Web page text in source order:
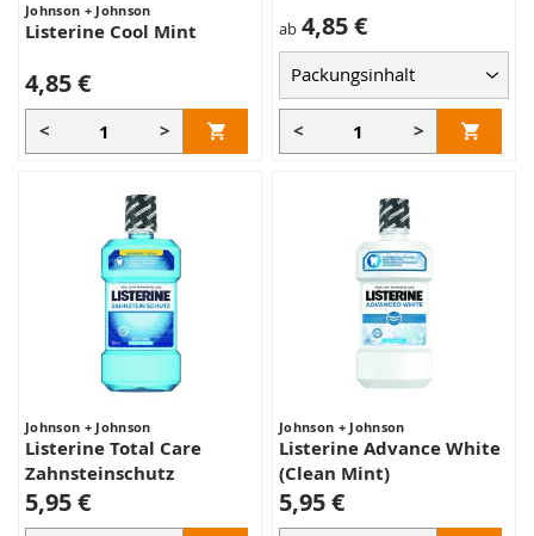
Johnson + Johnson
Listerine Cool Mint
4,85 €
< >
ab 4,85 €
< >
Johnson + Johnson
Listerine Total Care
Zahnsteinschutz
5,95 €
Johnson + Johnson
Listerine Advance White
(Clean Mint)
5,95 €